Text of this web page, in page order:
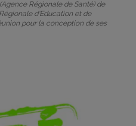
Régionale de Santé) de
d’Education et de
pour la conception de ses